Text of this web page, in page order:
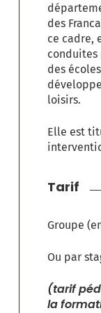
des
ce cadre,
conduites
des
loisirs.
Elle est
Tarif
Groupe
Ou par
(tarif
la